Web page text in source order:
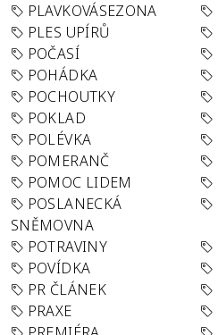
PLAVKOVÁSEZONA
PLES UPÍRŮ
POČASÍ
POHÁDKA
POCHOUTKY
POKLAD
POLÉVKA
POMERANČ
POMOC LIDEM
POSLANECKÁ
SNĚMOVNA
POTRAVINY
POVÍDKA
PR ČLÁNEK
PRAXE